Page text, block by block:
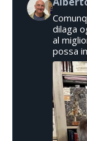
dilaga
al
possa